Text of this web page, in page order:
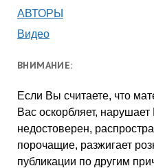
АВТОРЫ
Видео
ВНИМАНИЕ:
Если Вы считаете, что
Вас оскорбляет,
недостоверен,
порочащие, разжигает
публикации по другим